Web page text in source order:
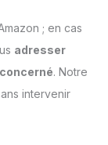
; en cas
adresser
. Notre
intervenir